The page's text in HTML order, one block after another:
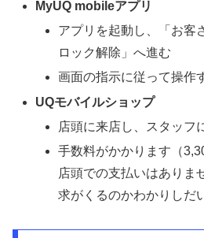
MyUQ mobileアプリ
アプリを起動し、「お客
ロック解除」へ進む
画面の指示に従って操作
UQモバイルショップ
店頭に来店し、スタッフ
手数料がかかります（
店頭での支払いはありま
求がくるのかわかりしだ